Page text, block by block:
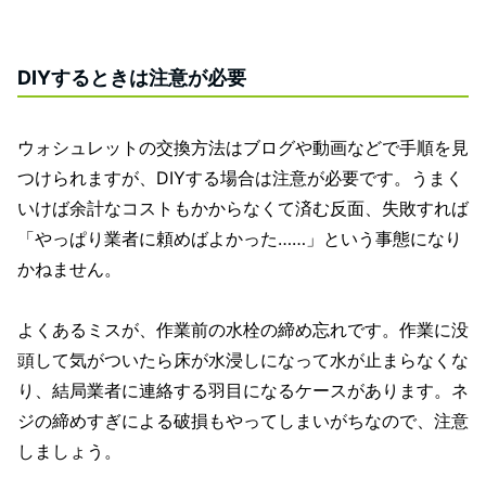
DIYするときは注意が必要
ウォシュレットの交換方法はブログや動画などで手順を見
つけられますが、DIYする場合は注意が必要です。うまく
いけば余計なコストもかからなくて済む反面、失敗すれば
「やっぱり業者に頼めばよかった……」という事態になり
かねません。
よくあるミスが、作業前の水栓の締め忘れです。作業に没
頭して気がついたら床が水浸しになって水が止まらなくな
り、結局業者に連絡する羽目になるケースがあります。ネ
ジの締めすぎによる破損もやってしまいがちなので、注意
しましょう。